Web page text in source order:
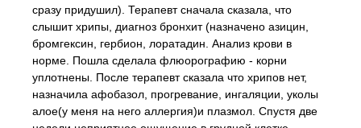
сразу придушил). Терапевт сначала сказала, что
слышит хрипы, диагноз бронхит (назначено азицин,
бромгексин, гербион, лоратадин. Анализ крови в
норме. Пошла сделала флюорографию - корни
уплотнены. После терапевт сказала что хрипов нет,
назначила афобазол, прогревание, ингаляции, уколы
алое(у меня на него аллергия)и плазмол. Спустя две